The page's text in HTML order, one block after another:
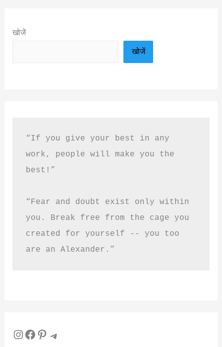
खोजें
खोजें
“If you give your best in any
work, people will make you the
best!”
“Fear and doubt exist only within
you. Break free from the cage you
created for yourself -- you too
are an Alexander.”
InstagramFacebook Pinterest Telegram